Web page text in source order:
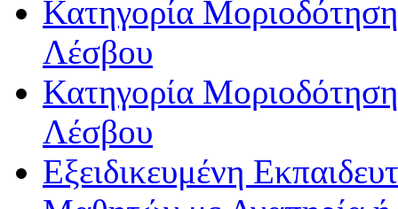
Κατηγορία
Λέσβου
Κατηγορία
Λέσβου
Εξειδικευμένη